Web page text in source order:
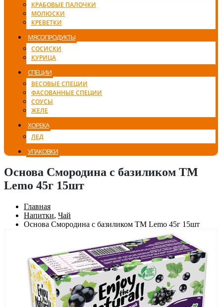
КРАБОВЫЕ ПАЛОЧКИ
МОЛЮСКИ
КРЕВЕТКИ
МЯСОПРОДУКТЫ
СОСИСКИ
КУРИЦА
СПЕЦИИ
ВЕСОВЫЕ СПЕЦИИ
ФАСОВАННЫЕ СПЕЦИИ
СОУСЫ
ЖЕЛЕ
ХОРЕКА
ЛЕД
УПАКОВКИ
Основа Смородина с базиликом ТМ
Lemo 45г 15шт
Главная
Напитки, Чай
Основа Смородина с базиликом ТМ Lemo 45г 15шт